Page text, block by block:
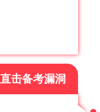
直击备考漏洞